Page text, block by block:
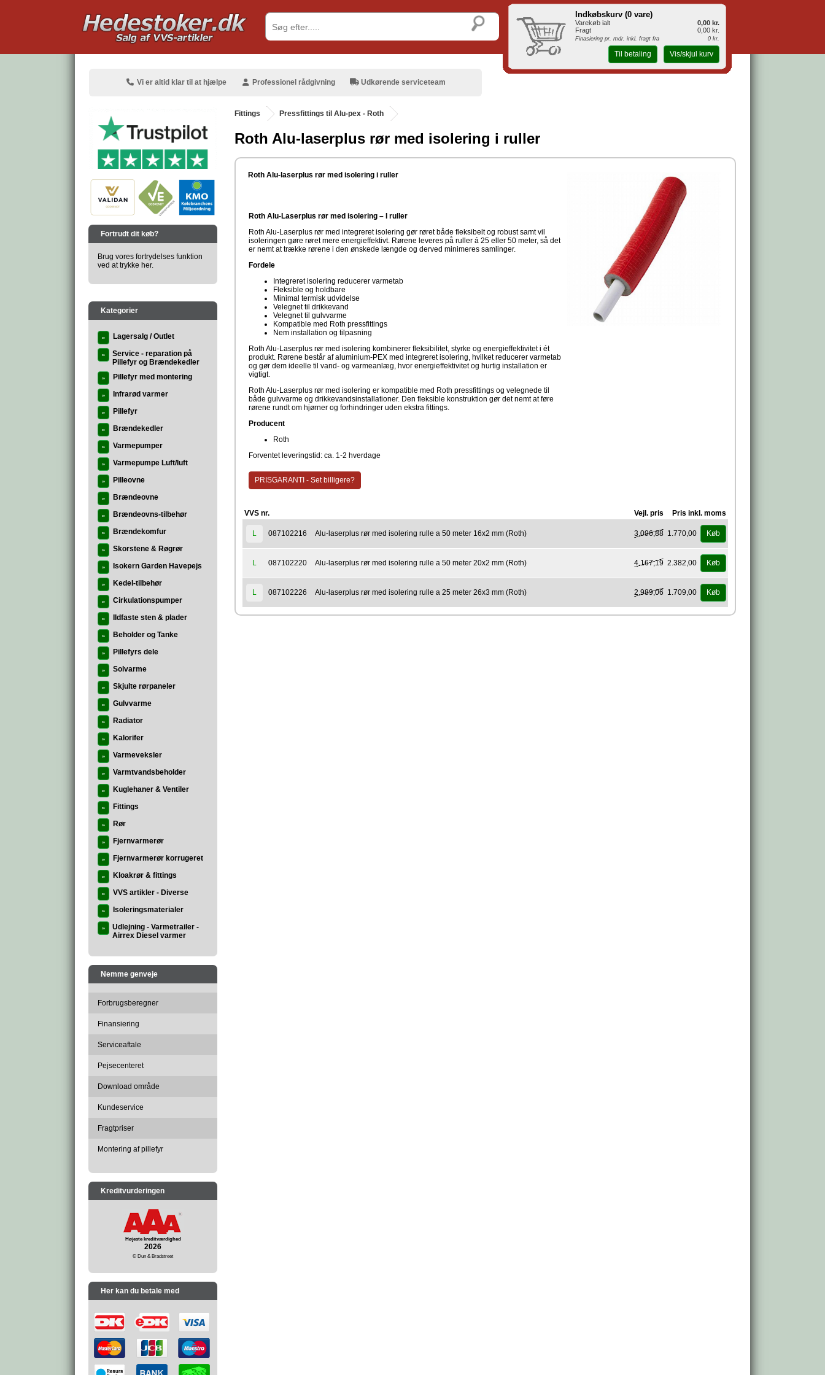
Vi er altid klar til at hjælpe Professionel rådgivning Udkørende serviceteam
Fortrudt dit køb?
Brug vores fortrydelses funktion
ved at trykke her.
Kategorier
» Lagersalg / Outlet
»
Service - reparation på
Pillefyr og Brændekedler
» Pillefyr med montering
» Infrarød varmer
» Pillefyr
» Brændekedler
» Varmepumper
» Varmepumpe Luft/luft
» Pilleovne
» Brændeovne
» Brændeovns-tilbehør
» Brændekomfur
» Skorstene & Røgrør
» Isokern Garden Havepejs
» Kedel-tilbehør
» Cirkulationspumper
» Ildfaste sten & plader
» Beholder og Tanke
» Pillefyrs dele
» Solvarme
» Skjulte rørpaneler
» Gulvvarme
» Radiator
» Kalorifer
» Varmeveksler
» Varmtvandsbeholder
» Kuglehaner & Ventiler
» Fittings
» Rør
» Fjernvarmerør
» Fjernvarmerør korrugeret
» Kloakrør & fittings
» VVS artikler - Diverse
» Isoleringsmaterialer
»
Udlejning - Varmetrailer -
Airrex Diesel varmer
Nemme genveje
Forbrugsberegner
Finansiering
Serviceaftale
Pejsecenteret
Download område
Kundeservice
Fragtpriser
Montering af pillefyr
Kreditvurderingen
Højeste kreditværdighed
2026
© Dun & Bradstreet
Her kan du betale med
Fittings Pressfittings til Alu-pex - Roth
Roth Alu-laserplus rør med isolering i ruller
Roth Alu-laserplus rør med isolering i ruller
Roth Alu-Laserplus rør med isolering – I ruller
Roth Alu-Laserplus rør med integreret isolering gør røret både fleksibelt og robust samt vil
isoleringen gøre røret mere energieffektivt. Rørene leveres på ruller á 25 eller 50 meter, så det
er nemt at trække rørene i den ønskede længde og derved minimeres samlinger.
Fordele
Integreret isolering reducerer varmetab
Fleksible og holdbare
Minimal termisk udvidelse
Velegnet til drikkevand
Velegnet til gulvvarme
Kompatible med Roth pressfittings
Nem installation og tilpasning
Roth Alu-Laserplus rør med isolering kombinerer fleksibilitet, styrke og energieffektivitet i ét
produkt. Rørene består af aluminium-PEX med integreret isolering, hvilket reducerer varmetab
og gør dem ideelle til vand- og varmeanlæg, hvor energieffektivitet og hurtig installation er
vigtigt.
Roth Alu-Laserplus rør med isolering er kompatible med Roth pressfittings og velegnede til
både gulvvarme og drikkevandsinstallationer. Den fleksible konstruktion gør det nemt at føre
rørene rundt om hjørner og forhindringer uden ekstra fittings.
Producent
Roth
Forventet leveringstid: ca. 1-2 hverdage
PRISGARANTI - Set billigere?
VVS nr. Vejl. pris Pris inkl. moms
L 087102216 Alu-laserplus rør med isolering rulle a 50 meter 16x2 mm (Roth) 3.096,88 1.770,00 Køb
L 087102220 Alu-laserplus rør med isolering rulle a 50 meter 20x2 mm (Roth) 4.167,19 2.382,00 Køb
L 087102226 Alu-laserplus rør med isolering rulle a 25 meter 26x3 mm (Roth) 2.989,06 1.709,00 Køb
Indkøbskurv (0 vare)
Varekøb ialt
0,00 kr.
Fragt
0,00 kr.
Finasiering pr. mdr. inkl. fragt fra 0 kr.
Til betaling Vis/skjul kurv